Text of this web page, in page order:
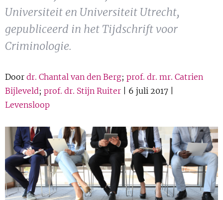
Cursus
BLOG
Podcast
Universiteit en Universiteit Utrecht,
gepubliceerd in het Tijdschrift voor
Criminologie.
Door dr. Chantal van den Berg; prof. dr. mr. Catrien
Bijleveld; prof. dr. Stijn Ruiter | 6 juli 2017 |
Levensloop